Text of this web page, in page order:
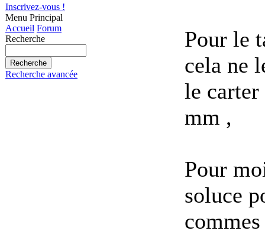
Inscrivez-vous !
Menu Principal
Accueil Forum
Recherche
Recherche avancée
Pour le
cela ne
le carter
mm ,
Pour
soluce